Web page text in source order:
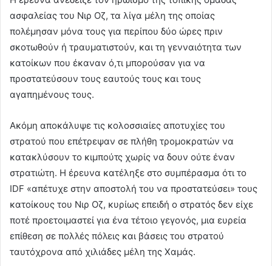
ασφαλείας του Νιρ Οζ, τα λίγα μέλη της οποίας
πολέμησαν μόνα τους για περίπου δύο ώρες πριν
σκοτωθούν ή τραυματιστούν, και τη γενναιότητα των
κατοίκων που έκαναν ό,τι μπορούσαν για να
προστατεύσουν τους εαυτούς τους και τους
αγαπημένους τους.
Ακόμη αποκάλυψε τις κολοσσιαίες αποτυχίες του
στρατού που επέτρεψαν σε πλήθη τρομοκρατών να
κατακλύσουν το κιμπούτς χωρίς να δουν ούτε έναν
στρατιώτη. Η έρευνα κατέληξε στο συμπέρασμα ότι το
IDF «απέτυχε στην αποστολή του να προστατεύσει» τους
κατοίκους του Νιρ Οζ, κυρίως επειδή ο στρατός δεν είχε
ποτέ προετοιμαστεί για ένα τέτοιο γεγονός, μια ευρεία
επίθεση σε πολλές πόλεις και βάσεις του στρατού
ταυτόχρονα από χιλιάδες μέλη της Χαμάς.